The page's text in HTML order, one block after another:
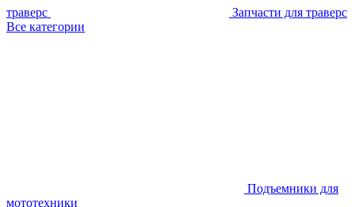
траверс
Запчасти для траверс
Все категории
Подъемники для
мототехники